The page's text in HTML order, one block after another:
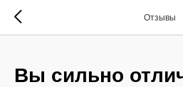
Отзывы
Вы сильно